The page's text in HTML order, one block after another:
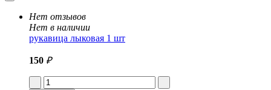
Нет отзывов
Нет в наличии
рукавица лыковая 1 шт
150 ₽